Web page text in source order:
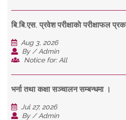
बि.बि.एस. प्रवेश परीक्षाकाे परीक्षाफल
Aug 3, 2026
By / Admin
Notice for: All
भर्ना तथा कक्षा सञ्चालन सम्बन्धमा ।
Jul 27, 2026
By / Admin